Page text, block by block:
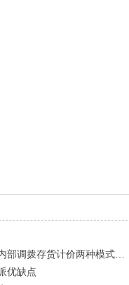
存货计价两种模式的优缺点？
优缺点